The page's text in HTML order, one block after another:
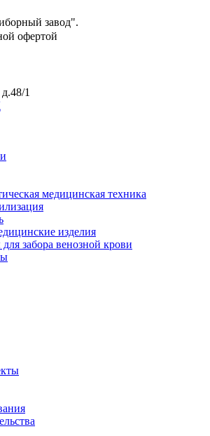
завод".
офертой
1
медицинская техника
изделия
забора венозной крови